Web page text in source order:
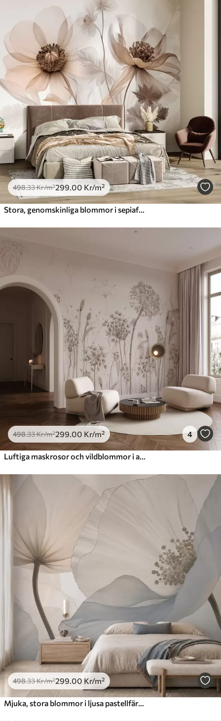
498.33Kr/m²299 .00 Kr/m²
Stora, genomskinliga blommor i sepiafärger med fina kronblad, fjäderlika blad och mindre blommor
498.33Kr/m²299 .00 Kr/m² 4
498.33Kr/m²299 .00 Kr/m²